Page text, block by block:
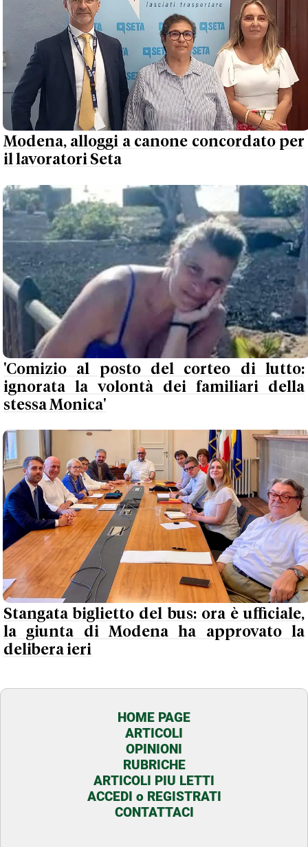
Modena, alloggi a canone concordato per
il lavoratori Seta
'Comizio al posto del corteo di lutto:
ignorata la volontà dei familiari della
stessa Monica'
Stangata biglietto del bus: ora è ufficiale,
la giunta di Modena ha approvato la
delibera ieri
HOME PAGE
ARTICOLI
OPINIONI
RUBRICHE
ARTICOLI PIU LETTI
ACCEDI o REGISTRATI
CONTATTACI